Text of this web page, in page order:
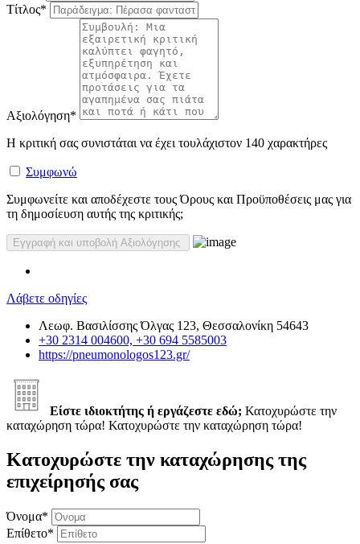
Τίτλος*
Αξιολόγηση*
Η κριτική σας συνιστάται να έχει τουλάχιστον 140 χαρακτήρες
Συμφωνώ
Συμφωνείτε και αποδέχεστε τους Όρους και Προϋποθέσεις μας για
τη δημοσίευση αυτής της κριτικής;
Λάβετε οδηγίες
Λεωφ. Βασιλίσσης Όλγας 123, Θεσσαλονίκη 54643
+30 2314 004600, +30 694 5585003
https://pneumonologos123.gr/
Είστε ιδιοκτήτης ή εργάζεστε εδώ; Κατοχυρώστε την
καταχώρηση τώρα! Κατοχυρώστε την καταχώρηση τώρα!
Κατοχυρώστε την καταχώρησης της
επιχείρησής σας
Όνομα*
Επίθετο*